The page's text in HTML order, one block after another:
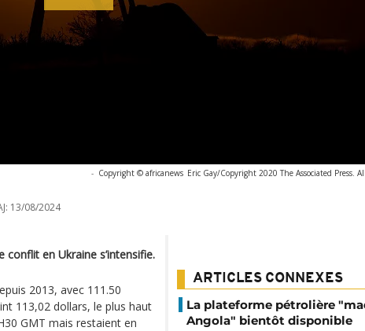
- Copyright © africanews Eric Gay/Copyright 2020 The Associated Press.
13/08/2024
en Ukraine s’intensifie.
2013, avec 111.50
113,02 dollars, le plus haut
GMT mais restaient en
ARTICLES CONNEXES
La plateforme pétrolière
Angola" bientôt disponible